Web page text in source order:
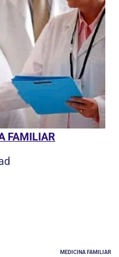
FAMILIAR
MEDICINA FAMILIAR